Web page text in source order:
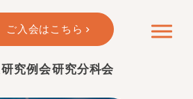
ご入会はこちら
研究例会研究分科会